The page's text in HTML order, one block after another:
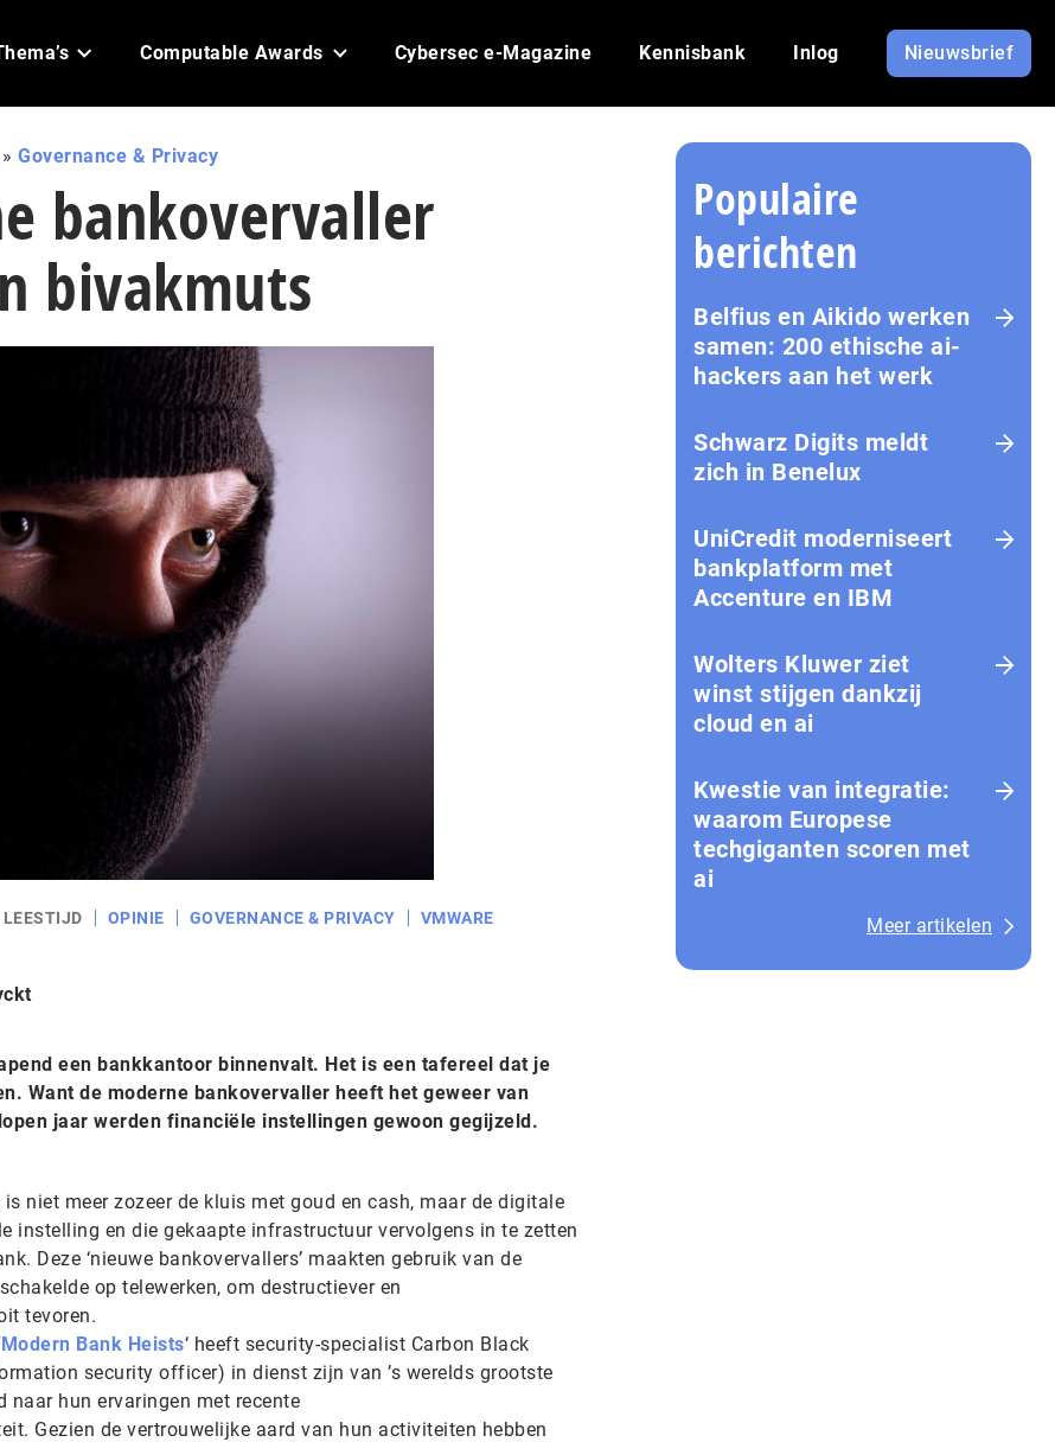
Computable Awards Cybersec e-Magazine Kennisbank Inlog Nieuwsbrief
» Governance & Privacy
bankovervaller
bivakmuts
OPINIE GOVERNANCE & PRIVACY VMWARE
een bankkantoor binnenvalt. Het is een tafereel dat je
Want de moderne bankovervaller heeft het geweer van
jaar werden financiële instellingen gewoon gegijzeld.
niet meer zozeer de kluis met goud en cash, maar de digitale
instelling en die gekaapte infrastructuur vervolgens in te zetten
Deze ‘nieuwe bankovervallers’ maakten gebruik van de
op telewerken, om destructiever en
tevoren.
Modern Bank Heists‘ heeft security-specialist Carbon Black
security officer) in dienst zijn van ’s werelds grootste
hun ervaringen met recente
Gezien de vertrouwelijke aard van hun activiteiten hebben
Populaire
berichten
Belfius en Aikido werken
samen: 200 ethische ai-
hackers aan het werk
Schwarz Digits meldt
zich in Benelux
UniCredit moderniseert
bankplatform met
Accenture en IBM
Wolters Kluwer ziet
winst stijgen dankzij
cloud en ai
Kwestie van integratie:
waarom Europese
techgiganten scoren met
ai
Meer artikelen